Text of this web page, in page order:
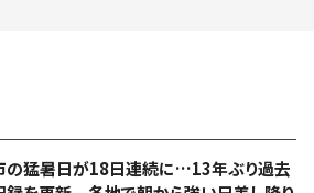
の猛暑日が18日連続に…13年ぶり過去